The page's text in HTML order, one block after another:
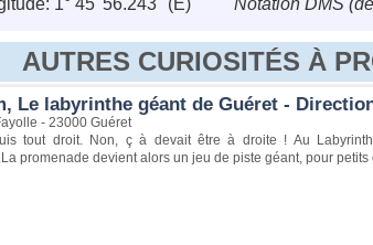
AUTRES CURIOSITÉS À
Le labyrinthe géant de Guéret -
- 23000 Guéret
tout droit. Non, ç à devait être à droite ! Au
promenade devient alors un jeu de piste géant, pour petits